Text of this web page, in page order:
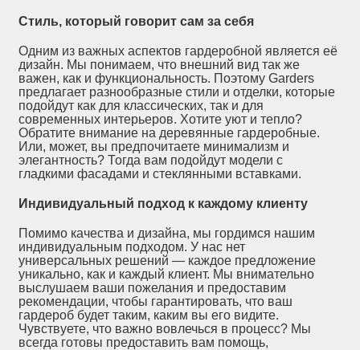
Стиль, который говорит сам за себя
Одним из важных аспектов гардеробной является её
дизайн. Мы понимаем, что внешний вид так же
важен, как и функциональность. Поэтому Garders
предлагает разнообразные стили и отделки, которые
подойдут как для классических, так и для
современных интерьеров. Хотите уют и тепло?
Обратите внимание на деревянные гардеробные.
Или, может, вы предпочитаете минимализм и
элегантность? Тогда вам подойдут модели с
гладкими фасадами и стеклянными вставками.
Индивидуальный подход к каждому клиенту
Помимо качества и дизайна, мы гордимся нашим
индивидуальным подходом. У нас нет
универсальных решений — каждое предложение
уникально, как и каждый клиент. Мы внимательно
выслушаем ваши пожелания и предоставим
рекомендации, чтобы гарантировать, что ваш
гардероб будет таким, каким вы его видите.
Чувствуете, что важно вовлечься в процесс? Мы
всегда готовы предоставить вам помощь,